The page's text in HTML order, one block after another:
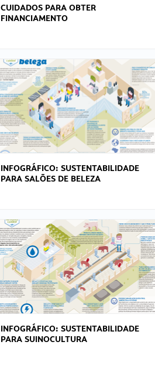
CUIDADOS PARA OBTER
FINANCIAMENTO
INFOGRÁFICO: SUSTENTABILIDADE
PARA SALÕES DE BELEZA
INFOGRÁFICO: SUSTENTABILIDADE
PARA SUINOCULTURA